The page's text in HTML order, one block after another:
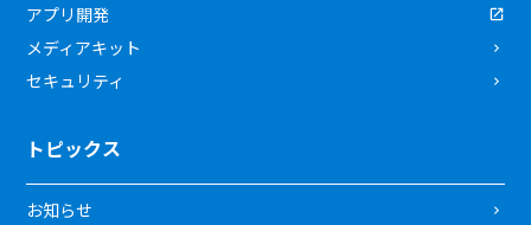
アプリ開発
メディアキット
セキュリティ
トピックス
お知らせ